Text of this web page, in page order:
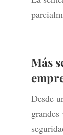
Más
Desde